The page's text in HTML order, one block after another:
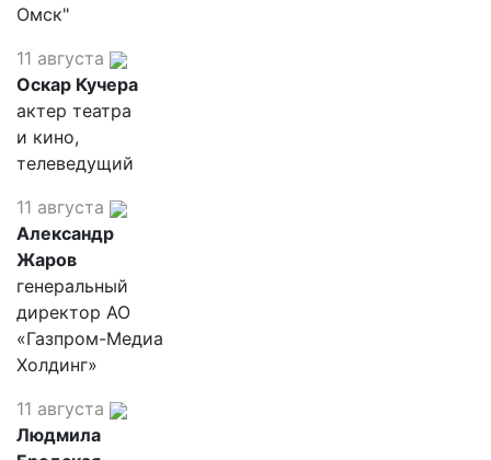
Омск"
11 августа
Оскар Кучера
актер театра
и кино,
телеведущий
11 августа
Александр
Жаров
генеральный
директор АО
«Газпром-Медиа
Холдинг»
11 августа
Людмила